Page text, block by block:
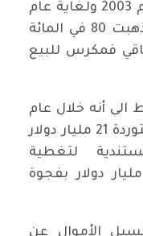
مجموع المبالغ المباعة منذ عام 2003 ولغاية عام
2018 بلغ نصف تريليون دينار ذهبت 80 في المائة
فمكرس للبيع
الى أنه خلال عام
2009 بلغت قيمة السلع المستوردة 21 مليار دولار
لتغطية
الاستيرادات بلغت قرابة 45 مليار دولار بفجوة
الأموال عن